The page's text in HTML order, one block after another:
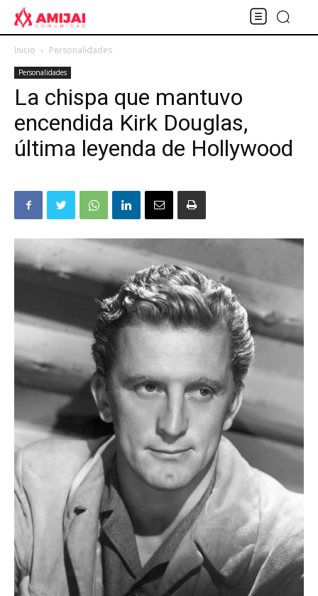
Inicio Personalidades
Personalidades
La chispa que mantuvo
encendida Kirk Douglas,
última leyenda de Hollywood